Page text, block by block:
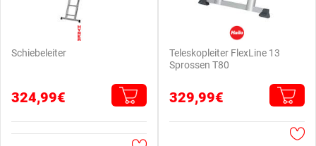
Schiebeleiter
324,99€
Teleskopleiter FlexLine 13
Sprossen T80
329,99€